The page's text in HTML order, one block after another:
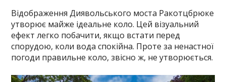
Відображення Диявольського моста Ракотцбрюке
утворює майже ідеальне коло. Цей візуальний
ефект легко побачити, якщо встати перед
спорудою, коли вода спокійна. Проте за ненастної
погоди правильне коло, звісно ж, не утворюється.